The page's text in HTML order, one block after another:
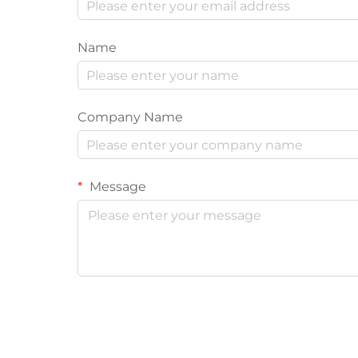
Name
Company Name
Message